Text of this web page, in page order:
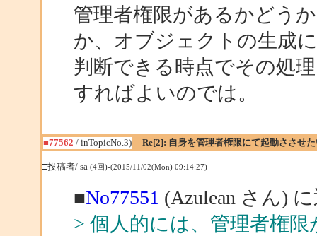
管理者権限があるかどう
か、オブジェクトの生成
判断できる時点でその処
すればよいのでは。
■77562 / inTopicNo.3) Re[2]: 自身を管理者権限にて起動ささせた
□投稿者/ sa (4回)-(2015/11/02(Mon) 09:14:27)
■No77551 (Azulean さん)
> 個人的には、管理者権